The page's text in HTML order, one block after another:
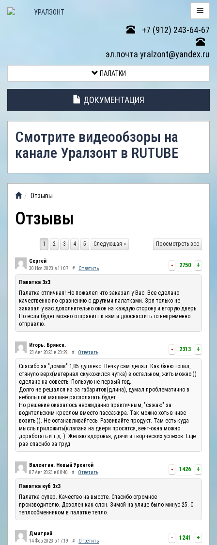
+7 (912) 243-64-67
эл.почта yralzont@yandex.ru
ТОВАРА
ПАЛАТОК
АНТИДОЖДЕВЫЕ
ТЕНТЫ
ВИДЕООБЗОР
ОТЗЫВЫ
ПАЛАТКИ
ДОКУМЕНТАЦИЯ
Смотрите видеообзоры на
канале Уралзонт в RUTUBE
Отзывы
Отзывы
Просмотреть все
1 2 3 4 5 Следующая »
- 2750 +
Сергей
30 Ноя 2023 в 11:07 # Ответить
Палатка 3х3
Палатка отличная! Не пожалел что заказал у Вас. Все сделано
качественно по сравнению с другими палатками. Зря только не
заказал у вас дополнительно окон на каждую сторону и вторую дверь.
Но если будет можно отправитт к вам и дооснастить то непременно
отправлю.
- 2313 +
Игорь. Брянск.
23 Авг 2023 в 23:29 # Ответить
Спасибо за "домик" 1,85 дуплекс. Печку сам делал. Как баню топил,
стянуло верх(материал скукожился чутка) в остальном, жить можно ))
сделано на совесть. Пользую не первый год.
Долго не решался из за габаритов(длина), думал проблематично в
небольшой машине располагать будет.
Но решение оказалось неожиданно практичным, "сажаю" за
водительским креслом вместо пассажира. Так можно хоть в ниве
возить )). Не останавливайтесь. Развивайте продукт. Там есть куда
мысль приложить(клапана на двери просятся, вент-окна можно
доработать и т.д. ). Желаю здоровья, удачи и творческих успехов. Ещё
раз спасибо за труд.
- 1426 +
Валентин. Новый Уренгой
07 Авг 2023 в 08:40 # Ответить
Палатка куб 3х3
Палатка супер. Качество на высоте. Спасибо огромное
производителю. Доволен как слон. Зимой на улице было минус 25. С
теплообменником в палатке тепло.
- 1241 +
Дмитрий
14 Фев 2023 в 17:19 # Ответить